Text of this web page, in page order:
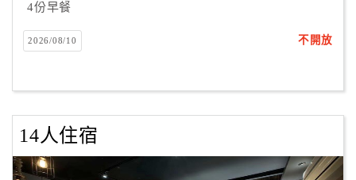
4份早餐
2026/08/10 不開放
14人住宿